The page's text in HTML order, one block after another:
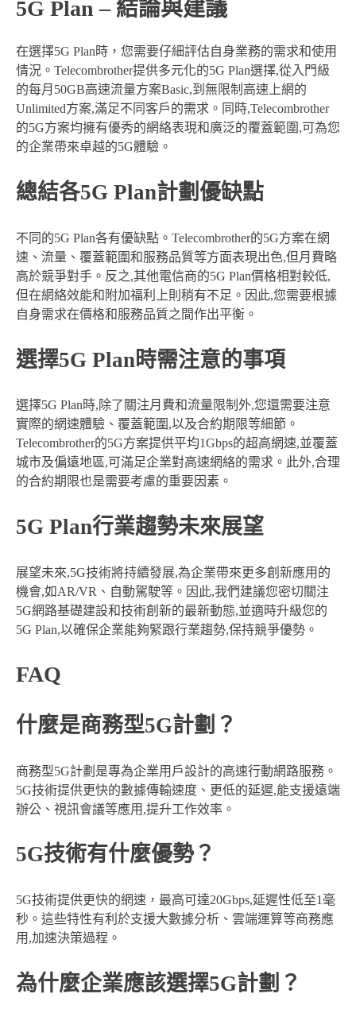
5G Plan – 結論與建議
在選擇5G Plan時，您需要仔細評估自身業務的需求和使用
情況。Telecombrother提供多元化的5G Plan選擇,從入門級
的每月50GB高速流量方案Basic,到無限制高速上網的
Unlimited方案,滿足不同客戶的需求。同時,Telecombrother
的5G方案均擁有優秀的網絡表現和廣泛的覆蓋範圍,可為您
的企業帶來卓越的5G體驗。
總結各5G Plan計劃優缺點
不同的5G Plan各有優缺點。Telecombrother的5G方案在網
速、流量、覆蓋範圍和服務品質等方面表現出色,但月費略
高於競爭對手。反之,其他電信商的5G Plan價格相對較低,
但在網絡效能和附加福利上則稍有不足。因此,您需要根據
自身需求在價格和服務品質之間作出平衡。
選擇5G Plan時需注意的事項
選擇5G Plan時,除了關注月費和流量限制外,您還需要注意
實際的網速體驗、覆蓋範圍,以及合約期限等細節。
Telecombrother的5G方案提供平均1Gbps的超高網速,並覆蓋
城市及偏遠地區,可滿足企業對高速網絡的需求。此外,合理
的合約期限也是需要考慮的重要因素。
5G Plan行業趨勢未來展望
展望未來,5G技術將持續發展,為企業帶來更多創新應用的
機會,如AR/VR、自動駕駛等。因此,我們建議您密切關注
5G網路基礎建設和技術創新的最新動態,並適時升級您的
5G Plan,以確保企業能夠緊跟行業趨勢,保持競爭優勢。
FAQ
什麼是商務型5G計劃？
商務型5G計劃是專為企業用戶設計的高速行動網路服務。
5G技術提供更快的數據傳輸速度、更低的延遲,能支援遠端
辦公、視訊會議等應用,提升工作效率。
5G技術有什麼優勢？
5G技術提供更快的網速，最高可達20Gbps,延遲性低至1毫
秒。這些特性有利於支援大數據分析、雲端運算等商務應
用,加速決策過程。
為什麼企業應該選擇5G計劃？